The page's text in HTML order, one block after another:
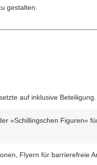
gestalten.
auf inklusive Beteiligung.
»Schillingschen Figuren«
Flyern für barrierefreie